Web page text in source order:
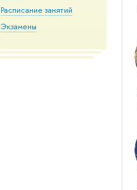
Расписание занятий
Экзамены